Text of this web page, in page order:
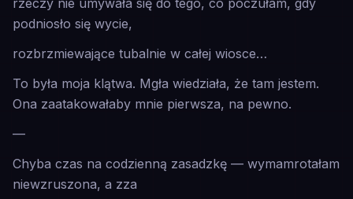
rzeczy nie umywała się do tego, co poczułam, gdy
podniosło się wycie,
rozbrzmiewające tubalnie w całej wiosce…
To była moja klątwa. Mgła wiedziała, że tam jestem.
Ona zaatakowałaby mnie pierwsza, na pewno.
—
Chyba czas na codzienną zasadzkę — wymamrotałam
niewzruszona, a zza